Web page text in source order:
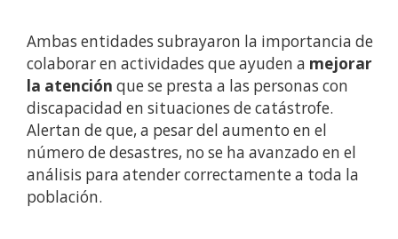
Ambas entidades subrayaron la importancia de
colaborar en actividades que ayuden a mejorar
la atención que se presta a las personas con
discapacidad en situaciones de catástrofe.
Alertan de que, a pesar del aumento en el
número de desastres, no se ha avanzado en el
análisis para atender correctamente a toda la
población.